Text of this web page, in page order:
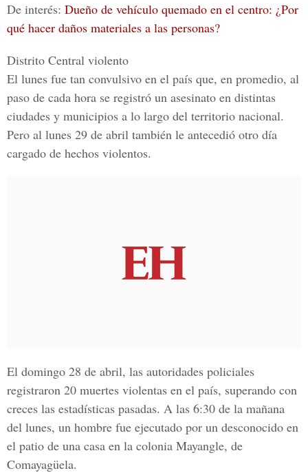
De interés: Dueño de vehículo quemado en el centro: ¿Por
qué hacer daños materiales a las personas?
Distrito Central violento
El lunes fue tan convulsivo en el país que, en promedio, al
paso de cada hora se registró un asesinato en distintas
ciudades y municipios a lo largo del territorio nacional.
Pero al lunes 29 de abril también le antecedió otro día
cargado de hechos violentos.
El domingo 28 de abril, las autoridades policiales
registraron 20 muertes violentas en el país, superando con
creces las estadísticas pasadas. A las 6:30 de la mañana
del lunes, un hombre fue ejecutado por un desconocido en
el patio de una casa en la colonia Mayangle, de
Comayagüela.